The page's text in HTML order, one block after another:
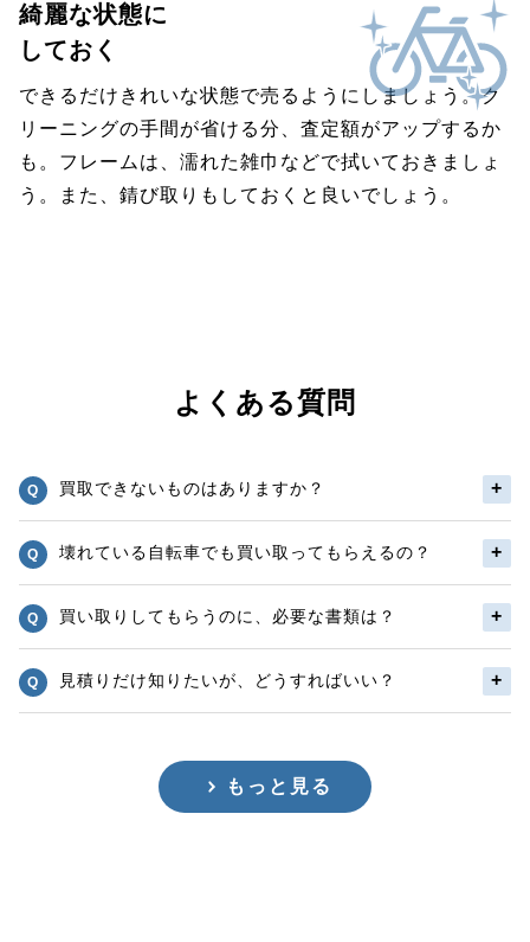
綺麗な状態に
しておく
できるだけきれいな状態で売るようにしましょう。ク
リーニングの手間が省ける分、査定額がアップするか
も。フレームは、濡れた雑巾などで拭いておきましょ
う。また、錆び取りもしておくと良いでしょう。
よくある質問
買取できないものはありますか？
壊れている自転車でも買い取ってもらえるの？
買い取りしてもらうのに、必要な書類は？
見積りだけ知りたいが、どうすればいい？
もっと見る